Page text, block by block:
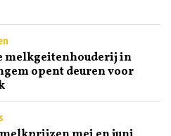
melkgeitenhouderij in
opent deuren voor